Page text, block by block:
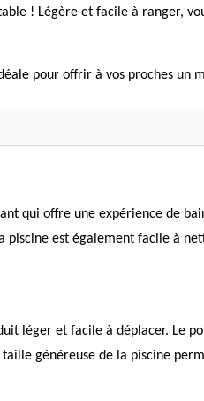
! Légère et facile à ranger,
pour offrir à vos proches un
qui offre une expérience de
est également facile à
léger et facile à déplacer. Le
généreuse de la piscine